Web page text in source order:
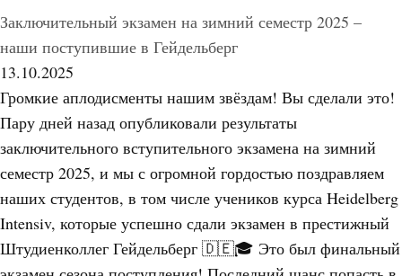
Заключительный экзамен на зимний семестр 2025 –
наши поступившие в Гейдельберг
13.10.2025
Громкие аплодисменты нашим звёздам! Вы сделали это!
Пару дней назад опубликовали результаты
заключительного вступительного экзамена на зимний
семестр 2025, и мы с огромной гордостью поздравляем
наших студентов, в том числе учеников курса Heidelberg
Intensiv, которые успешно сдали экзамен в престижный
Штудиенколлег Гейдельберг 🇩🇪🎓 Это был финальный